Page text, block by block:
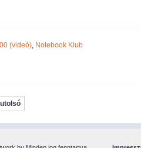
(videó), Notebook Klub
utolsó